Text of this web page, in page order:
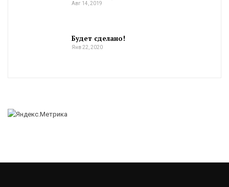
Авг 14, 2019
Будет сделано!
Янв 22, 2020